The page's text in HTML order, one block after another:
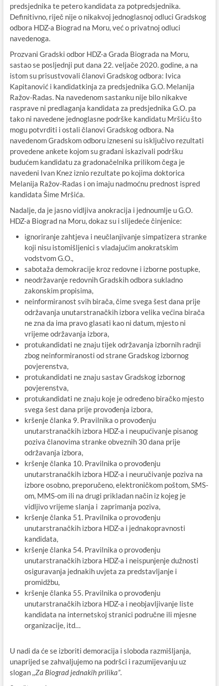
predsjednika te petero kandidata za potpredsjednika.
Definitivno, riječ nije o nikakvoj jednoglasnoj odluci Gradskog
odbora HDZ-a Biograd na Moru, već o privatnoj odluci
navedenoga.
Prozvani Gradski odbor HDZ-a Grada Biograda na Moru,
sastao se posljednji put dana 22. veljače 2020. godine, a na
istom su prisustvovali članovi Gradskog odbora: Ivica
Kapitanović i kandidatkinja za predsjednika G.O. Melanija
Ražov-Radas. Na navedenom sastanku nije bilo nikakve
rasprave ni predlaganja kandidata za predsjednika G.O. pa
tako ni navedene jednoglasne podrške kandidatu Mršiću što
mogu potvrditi i ostali članovi Gradskog odbora. Na
navedenom Gradskom odboru izneseni su isključivo rezultati
provedene ankete kojom su građani iskazivali podršku
budućem kandidatu za gradonačelnika prilikom čega je
navedeni Ivan Knez iznio rezultate po kojima doktorica
Melanija Ražov-Radas i on imaju nadmoćnu prednost ispred
kandidata Šime Mršića.
Nadalje, da je jasno vidljiva anokracija i jednoumlje u G.O.
HDZ-a Biograd na Moru, dokaz su i slijedeće činjenice:
ignoriranje zahtjeva i neučlanjivanje simpatizera stranke
koji nisu istomišljenici s vladajućim anokratskim
vodstvom G.O.,
sabotaža demokracije kroz redovne i izborne postupke,
neodržavanje redovnih Gradskih odbora sukladno
zakonskim propisima,
neinformiranost svih birača, čime svega šest dana prije
održavanja unutarstranačkih izbora velika većina birača
ne zna da ima pravo glasati kao ni datum, mjesto ni
vrijeme održavanja izbora,
protukandidati ne znaju tijek održavanja izbornih radnji
zbog neinformiranosti od strane Gradskog izbornog
povjerenstva,
protukandidati ne znaju sastav Gradskog izbornog
povjerenstva,
protukandidati ne znaju koje je određeno biračko mjesto
svega šest dana prije provođenja izbora,
kršenje članka 9. Pravilnika o provođenju
unutarstranačkih izbora HDZ-a i neupućivanje pisanog
poziva članovima stranke obveznih 30 dana prije
održavanja izbora,
kršenje članka 10. Pravilnika o provođenju
unutarstranačkih izbora HDZ-a i neuručivanje poziva na
izbore osobno, preporučeno, elektroničkom poštom, SMS-
om, MMS-om ili na drugi prikladan način iz kojeg je
vidljivo vrijeme slanja i zaprimanja poziva,
kršenje članka 51. Pravilnika o provođenju
unutarstranačkih izbora HDZ-a i jednakopravnosti
kandidata,
kršenje članka 54. Pravilnika o provođenju
unutarstranačkih izbora HDZ-a i neispunjenje dužnosti
osiguravanja jednakih uvjeta za predstavljanje i
promidžbu,
kršenje članka 55. Pravilnika o provođenju
unutarstranačkih izbora HDZ-a i neobjavljivanje liste
kandidata na internetskoj stranici područne ili mjesne
organizacije, itd…
U nadi da će se izboriti demoracija i sloboda razmišljanja,
unaprijed se zahvaljujemo na podršci i razumijevanju uz
slogan,,Za Biograd jednakih prilika”.